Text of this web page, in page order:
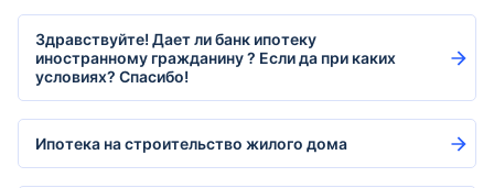
Здравствуйте! Дает ли банк ипотеку
иностранному гражданину ? Если да при каких
условиях? Спасибо!
Ипотека на строительство жилого дома